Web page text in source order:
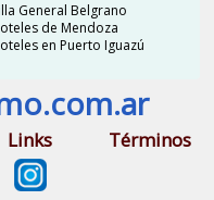
General Belgrano
de Mendoza
en Puerto Iguazú
Links Términos